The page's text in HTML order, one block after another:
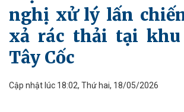
nghị xử lý lấn
xả rác thải tại khu
Tây Cốc
Cập nhật lúc 18:02, Thứ hai, 18/05/2026